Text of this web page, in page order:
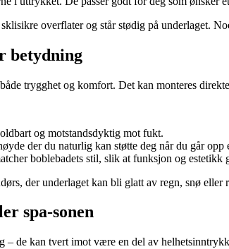
overflater og står stødig på underlaget.
betydning
trygghet og komfort. Det kan monteres
og motstandsdyktig mot fukt.
der du naturlig kan støtte deg når du går opp
boblebadets stil, slik at funksjon og estetikk
der underlaget kan bli glatt av regn, snø eller
spa-sonen
de kan tvert imot være en del av